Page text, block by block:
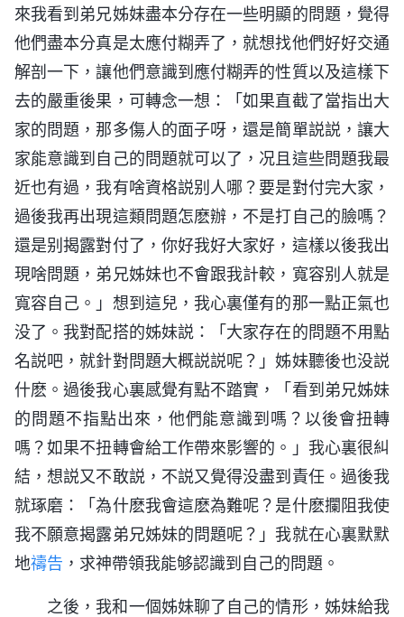
來我看到弟兄姊妹盡本分存在一些明顯的問題，覺得
他們盡本分真是太應付糊弄了，就想找他們好好交通
解剖一下，讓他們意識到應付糊弄的性質以及這樣下
去的嚴重後果，可轉念一想：「如果直截了當指出大
家的問題，那多傷人的面子呀，還是簡單説説，讓大
家能意識到自己的問題就可以了，况且這些問題我最
近也有過，我有啥資格説别人哪？要是對付完大家，
過後我再出現這類問題怎麽辦，不是打自己的臉嗎？
還是别揭露對付了，你好我好大家好，這樣以後我出
現啥問題，弟兄姊妹也不會跟我計較，寬容别人就是
寬容自己。」想到這兒，我心裏僅有的那一點正氣也
没了。我對配搭的姊妹説：「大家存在的問題不用點
名説吧，就針對問題大概説説呢？」姊妹聽後也没説
什麽。過後我心裏感覺有點不踏實，「看到弟兄姊妹
的問題不指點出來，他們能意識到嗎？以後會扭轉
嗎？如果不扭轉會給工作帶來影響的。」我心裏很糾
結，想説又不敢説，不説又覺得没盡到責任。過後我
就琢磨：「為什麽我會這麽為難呢？是什麽攔阻我使
我不願意揭露弟兄姊妹的問題呢？」我就在心裏默默
地禱告 ，求神帶領我能够認識到自己的問題。
之後，我和一個姊妹聊了自己的情形，姊妹給我